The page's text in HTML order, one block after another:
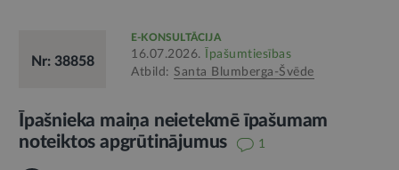
Nr: 38858
E-KONSULTĀCIJA
16.07.2026.
Īpašumtiesības
Atbild: Santa Blumberga-Švēde
Īpašnieka maiņa neietekmē īpašumam
noteiktos apgrūtinājumus
1